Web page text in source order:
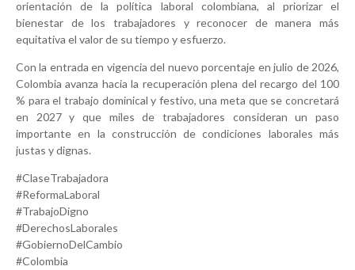
orientación de la política laboral colombiana, al priorizar el
bienestar de los trabajadores y reconocer de manera más
equitativa el valor de su tiempo y esfuerzo.
Con la entrada en vigencia del nuevo porcentaje en julio de 2026,
Colombia avanza hacia la recuperación plena del recargo del 100
% para el trabajo dominical y festivo, una meta que se concretará
en 2027 y que miles de trabajadores consideran un paso
importante en la construcción de condiciones laborales más
justas y dignas.
#ClaseTrabajadora
#ReformaLaboral
#TrabajoDigno
#DerechosLaborales
#GobiernoDelCambio
#Colombia